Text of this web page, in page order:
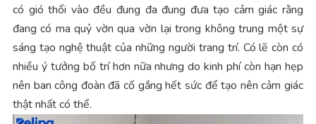
có gió thổi vào đều đung đa đung đưa tạo cảm giác rằng
đang có ma quỷ vờn qua vờn lại trong không trung một sự
sáng tạo nghệ thuật của những người trang trí. Có lẽ còn có
nhiều ý tưởng bố trí hơn nữa nhưng do kinh phí còn hạn hẹp
nên ban công đoàn đã cố gắng hết sức để tạo nên cảm giác
thật nhất có thể.